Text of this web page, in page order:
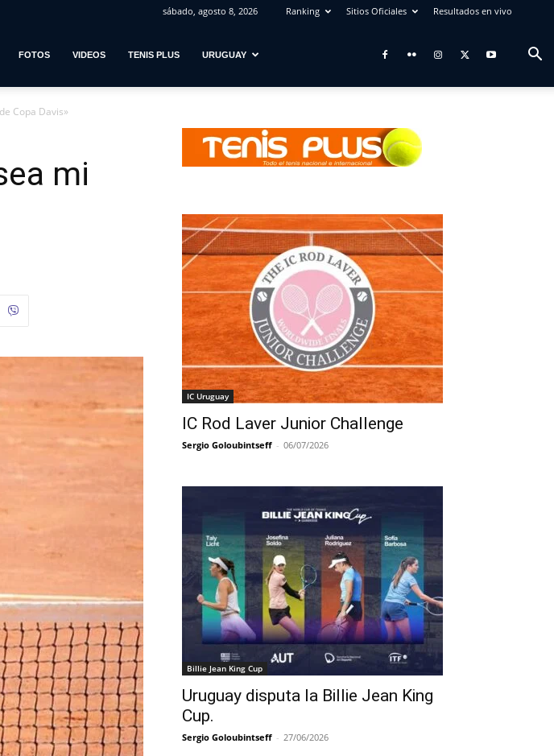
sábado, agosto 8, 2026 Ranking Sitios Oficiales Resultados en vivo
FOTOS VIDEOS TENIS PLUS URUGUAY
Copa Davis»
mi
IC Uruguay
IC Rod Laver Junior Challenge
Sergio Goloubintseff - 06/07/2026
Billie Jean King Cup
Uruguay disputa la Billie Jean King
Cup.
Sergio Goloubintseff - 27/06/2026